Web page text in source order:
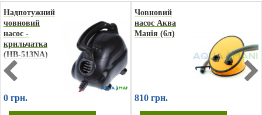
Надпотужний
човновий
насос -
крильчатка
(HB-513NA)
12В
0 грн.
Човновий
насос Аква
Манія (6л)
810 грн.